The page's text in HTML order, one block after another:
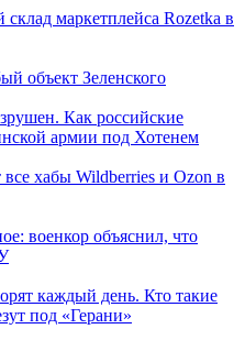
маркетплейса Rozetka в
объект Зеленского
Как российские
армии под Хотенем
хабы Wildberries и Ozon в
военкор объяснил, что
каждый день. Кто такие
под «Герани»